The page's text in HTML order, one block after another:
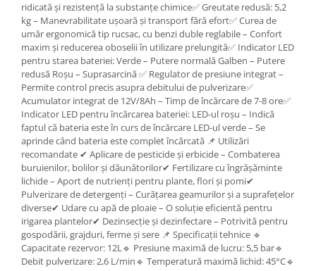
Magneti de frigider
Masini de tocat manuale
Masini tocat carne electrice
Mixere
Oale si Cratite
Oale sub presiune
Pahare / Sticle cu Pai / Cani termos
Palnii
Storcatoare
Tavi copt
Tigai
Ustensile de bucatarie
Auto
Stații încărcare vehicule electrice
Patenti si clesti
Topoare
Truse, seturi si alte scule de mana
Compactoare
Scule Emtop
Scule multifunctionale
Tăietor beton
ridicată și rezistență la substanțe chimice✅ Greutate redusă: 5,2
kg – Manevrabilitate ușoară și transport fără efort✅ Curea de
umăr ergonomică tip rucsac, cu benzi duble reglabile – Confort
maxim și reducerea oboselii în utilizare prelungită✅ Indicator LED
pentru starea bateriei: Verde – Putere normală Galben – Putere
redusă Roșu – Suprasarcină ✅ Regulator de presiune integrat –
Permite control precis asupra debitului de pulverizare✅
Acumulator integrat de 12V/8Ah – Timp de încărcare de 7-8 ore✅
Indicator LED pentru încărcarea bateriei: LED-ul roșu – Indică
faptul că bateria este în curs de încărcare LED-ul verde – Se
aprinde când bateria este complet încărcată 📌 Utilizări
recomandate ✔ Aplicare de pesticide și erbicide – Combaterea
buruienilor, bolilor și dăunătorilor✔ Fertilizare cu îngrășăminte
lichide – Aport de nutrienți pentru plante, flori și pomi✔
Pulverizare de detergenți – Curățarea geamurilor și a suprafețelor
diverse✔ Udare cu apă de ploaie – O soluție eficientă pentru
irigarea plantelor✔ Dezinsecție și dezinfectare – Potrivită pentru
gospodării, grajduri, ferme și sere 📌 Specificații tehnice 🔹
Capacitate rezervor: 12L🔹 Presiune maximă de lucru: 5,5 bar🔹
Debit pulverizare: 2,6 L/min🔹 Temperatură maximă lichid: 45°C🔹